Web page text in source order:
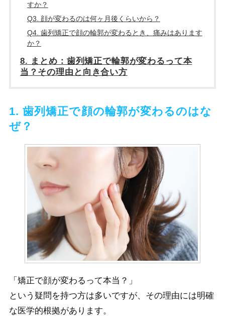
すか？
Q3. 顔が変わるのは何ヶ月後くらいから？
Q4. 歯列矯正で顔の輪郭が変わるとき、痛みはあります
か？
8. まとめ：歯列矯正で輪郭が変わるって本
当？その理由と向き合い方
1. 歯列矯正で顔の輪郭が変わるのはな
ぜ？
「矯正で顔が変わるって本当？」
という疑問を持つ方は多いですが、その理由には明確
な医学的根拠があります。